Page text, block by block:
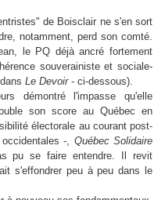
de Boisclair ne s'en sort
notamment, perd son comté.
le PQ déjà ancré fortement
souverainiste et sociale-
Le Devoir- ci-dessous).
démontré l'impasse qu'elle
son score au Québec en
électorale au courant post-
-, Québec Solidaire
pu se faire entendre. Il revit
s'effondrer peu à peu dans le